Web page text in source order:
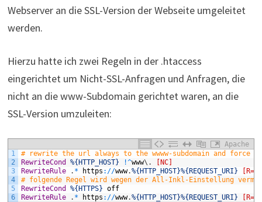
Webserver an die SSL-Version der Webseite umgeleitet
werden.
Hierzu hatte ich zwei Regeln in der .htaccess
eingerichtet um Nicht-SSL-Anfragen und Anfragen, die
nicht an die www-Subdomain gerichtet waren, an die
SSL-Version umzuleiten:
Apache
1
2
3
4
5
6
# rewrite the url always to the wwww-subdomain and force
RewriteCond
%{HTTP_HOST} !^www\ .
[NC]
RewriteRule
. * https : //www.%{HTTP_HOST}%{REQUEST_URI}
# folgende Regel wird wegen der All-Inkl-Einstellung
RewriteCond
%{HTTPS} off
RewriteRule
. * https : //www.%{HTTP_HOST}%{REQUEST_URI}